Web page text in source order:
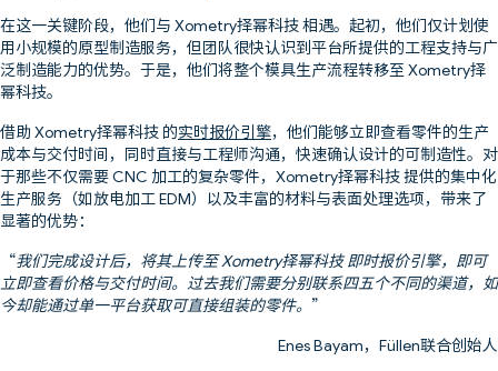
在这一关键阶段，他们与 Xometry择幂科技 相遇。起初，他们仅计划使
用小规模的原型制造服务，但团队很快认识到平台所提供的工程支持与广
泛制造能力的优势。于是，他们将整个模具生产流程转移至 Xometry择
幂科技。
借助 Xometry择幂科技 的实时报价引擎，他们能够立即查看零件的生产
成本与交付时间，同时直接与工程师沟通，快速确认设计的可制造性。对
于那些不仅需要 CNC 加工的复杂零件，Xometry择幂科技 提供的集中化
生产服务（如放电加工 EDM）以及丰富的材料与表面处理选项，带来了
显著的优势：
“我们完成设计后，将其上传至 Xometry择幂科技 即时报价引擎，即可
立即查看价格与交付时间。过去我们需要分别联系四五个不同的渠道，如
今却能通过单一平台获取可直接组装的零件。 ”
Enes Bayam，Füllen联合创始人